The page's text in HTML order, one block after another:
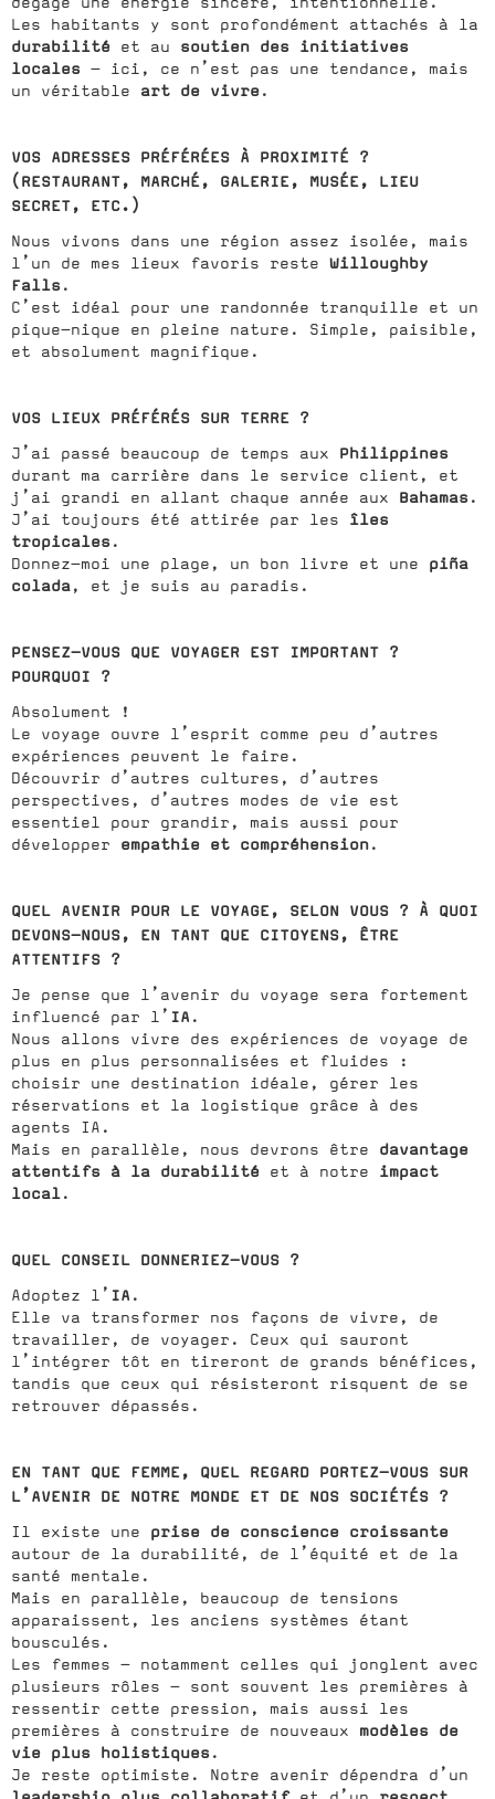
Les habitants y sont profondément attachés à la
durabilité et au soutien des initiatives
locales — ici, ce n’est pas une tendance, mais
un véritable art de vivre.
VOS ADRESSES PRÉFÉRÉES À PROXIMITÉ ?
(RESTAURANT, MARCHÉ, GALERIE, MUSÉE, LIEU
SECRET, ETC.)
Nous vivons dans une région assez isolée, mais
l’un de mes lieux favoris reste Willoughby
Falls.
C’est idéal pour une randonnée tranquille et un
pique-nique en pleine nature. Simple, paisible,
et absolument magnifique.
VOS LIEUX PRÉFÉRÉS SUR TERRE ?
J’ai passé beaucoup de temps aux Philippines
durant ma carrière dans le service client, et
j’ai grandi en allant chaque année aux Bahamas.
J’ai toujours été attirée par les îles
tropicales.
Donnez-moi une plage, un bon livre et une piña
colada, et je suis au paradis.
PENSEZ-VOUS QUE VOYAGER EST IMPORTANT ?
POURQUOI ?
Absolument !
Le voyage ouvre l’esprit comme peu d’autres
expériences peuvent le faire.
Découvrir d’autres cultures, d’autres
perspectives, d’autres modes de vie est
essentiel pour grandir, mais aussi pour
développer empathie et compréhension.
QUEL AVENIR POUR LE VOYAGE, SELON VOUS ? À QUOI
DEVONS-NOUS, EN TANT QUE CITOYENS, ÊTRE
ATTENTIFS ?
Je pense que l’avenir du voyage sera fortement
influencé par l’ IA .
Nous allons vivre des expériences de voyage de
plus en plus personnalisées et fluides :
choisir une destination idéale, gérer les
réservations et la logistique grâce à des
agents IA.
Mais en parallèle, nous devrons être davantage
attentifs à la durabilité et à notre impact
local.
QUEL CONSEIL DONNERIEZ-VOUS ?
Adoptez l’ IA .
Elle va transformer nos façons de vivre, de
travailler, de voyager. Ceux qui sauront
l’intégrer tôt en tireront de grands bénéfices,
tandis que ceux qui résisteront risquent de se
retrouver dépassés.
EN TANT QUE FEMME, QUEL REGARD PORTEZ-VOUS SUR
L’AVENIR DE NOTRE MONDE ET DE NOS SOCIÉTÉS ?
Il existe une prise de conscience croissante
autour de la durabilité, de l’équité et de la
santé mentale.
Mais en parallèle, beaucoup de tensions
apparaissent, les anciens systèmes étant
bousculés.
Les femmes — notamment celles qui jonglent avec
plusieurs rôles — sont souvent les premières à
ressentir cette pression, mais aussi les
premières à construire de nouveaux modèles de
vie plus holistiques.
Je reste optimiste. Notre avenir dépendra d’un